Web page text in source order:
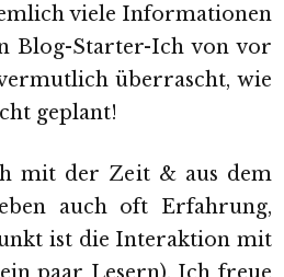
viele Informationen
Blog-Starter-Ich von vor
überrascht, wie
geplant!
mit der Zeit & aus dem
auch oft Erfahrung,
ist die Interaktion mit